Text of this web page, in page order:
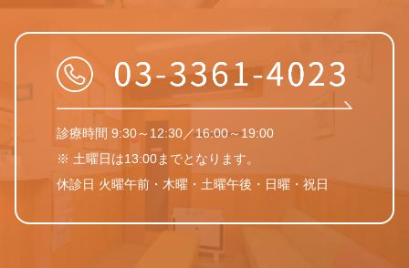
診療時間 9:30～12:30／16:00～19:00
※ 土曜日は13:00までとなります。
休診日 火曜午前・木曜・土曜午後・日曜・祝日